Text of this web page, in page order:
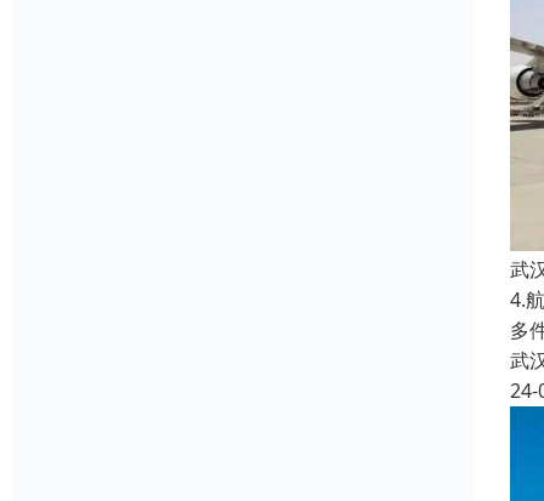
武
4.
多
武
24-